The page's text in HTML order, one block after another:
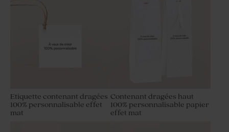
Etiquette contenant dragées
100% personnalisable effet
mat
Contenant dragées haut
100% personnalisable papier
effet mat